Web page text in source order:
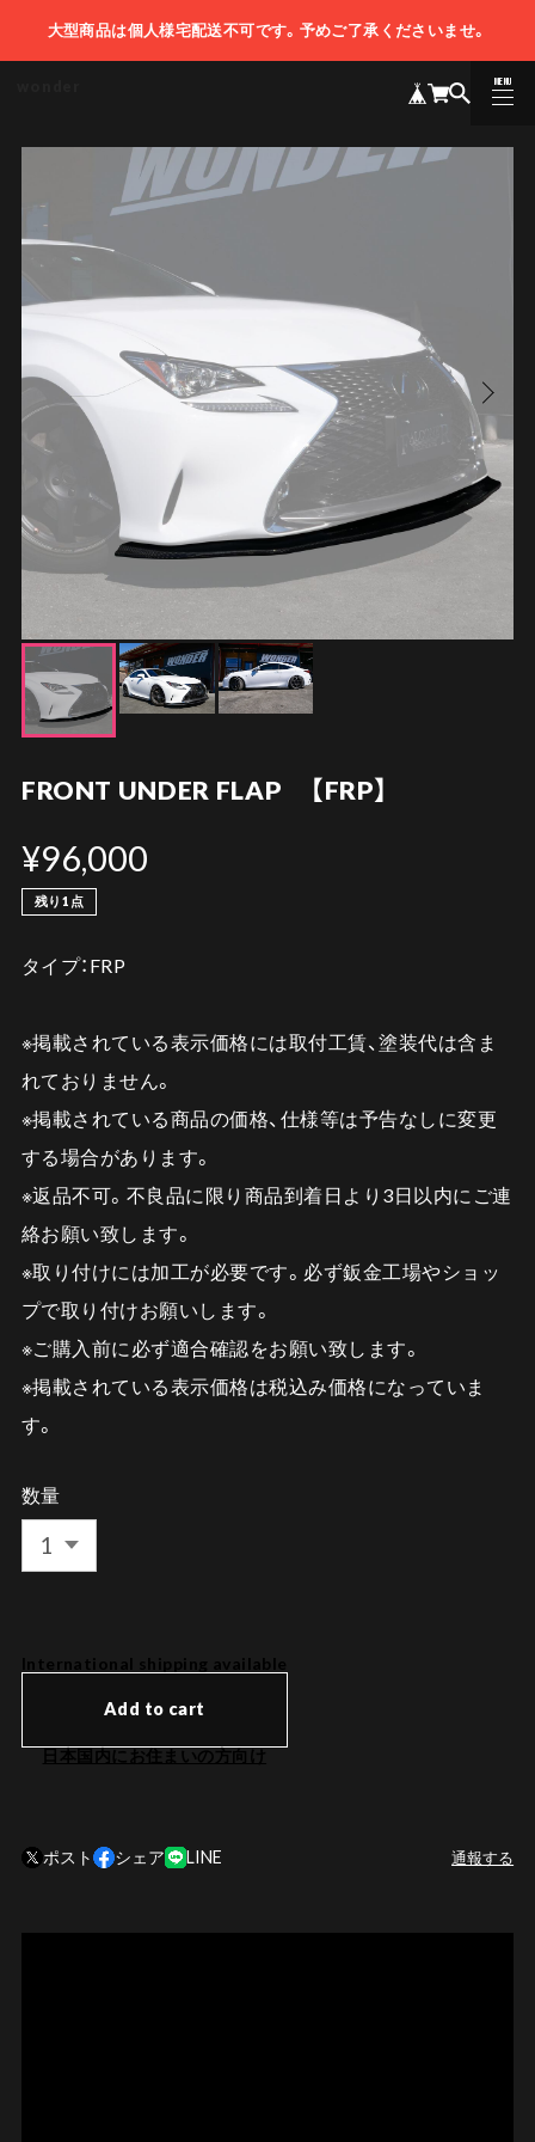
大型商品は個人様宅配送不可です。予めご了承くださいませ。
MENU
CLOSE
FRONT UNDER FLAP 【FRP】
¥96,000
残り1点
タイプ：FRP
※掲載されている表示価格には取付工賃、塗装代は含ま
れておりません。
※掲載されている商品の価格、仕様等は予告なしに変更
する場合があります。
※返品不可。不良品に限り商品到着日より3日以内にご連
絡お願い致します。
※取り付けには加工が必要です。必ず鈑金工場やショッ
プで取り付けお願いします。
※ご購入前に必ず適合確認をお願い致します。
※掲載されている表示価格は税込み価格になっていま
す。
数量
International shipping available
Add to cart
日本国内にお住まいの方向け
ポスト シェア LINE 通報する